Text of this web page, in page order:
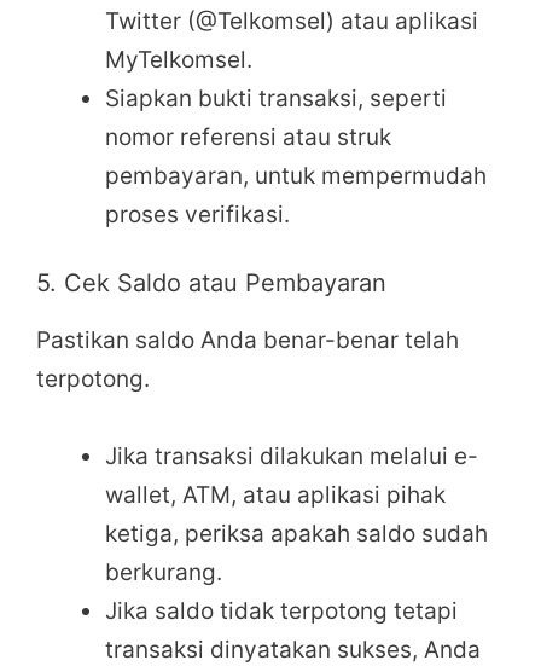
Twitter (@Telkomsel) atau aplikasi
MyTelkomsel.
Siapkan bukti transaksi, seperti
nomor referensi atau struk
pembayaran, untuk mempermudah
proses verifikasi.
5. Cek Saldo atau Pembayaran
Pastikan saldo Anda benar-benar telah
terpotong.
Jika transaksi dilakukan melalui e-
wallet, ATM, atau aplikasi pihak
ketiga, periksa apakah saldo sudah
berkurang.
Jika saldo tidak terpotong tetapi
transaksi dinyatakan sukses, Anda